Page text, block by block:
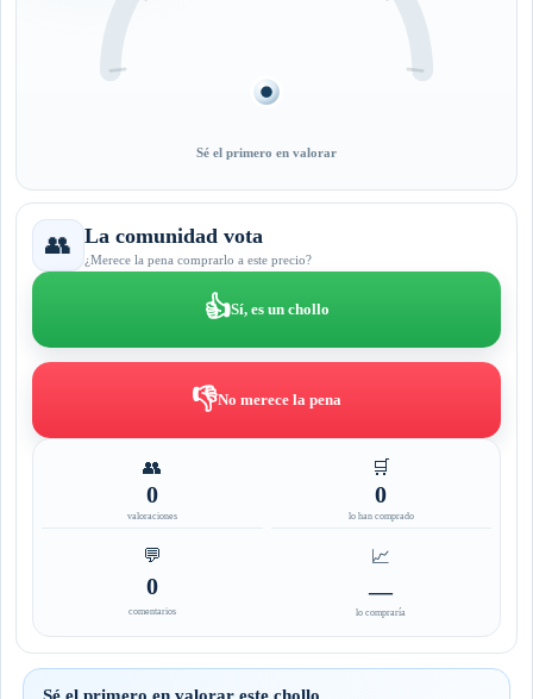
Sé el primero en valorar
👥 La comunidad vota
¿Merece la pena comprarlo a este precio?
👍Sí, es un chollo
👎No merece la pena
👥
0
valoraciones
🛒
0
lo han comprado
💬
0
comentarios
📈
—
lo compraría